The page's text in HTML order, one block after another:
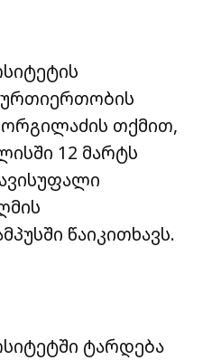
თქმით,
12 მარტს
წაიკითხავს.
ტარდება